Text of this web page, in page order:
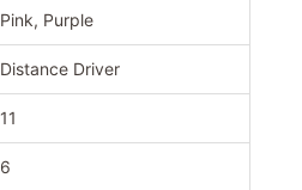
Pink, Purple
Distance Driver
11
6